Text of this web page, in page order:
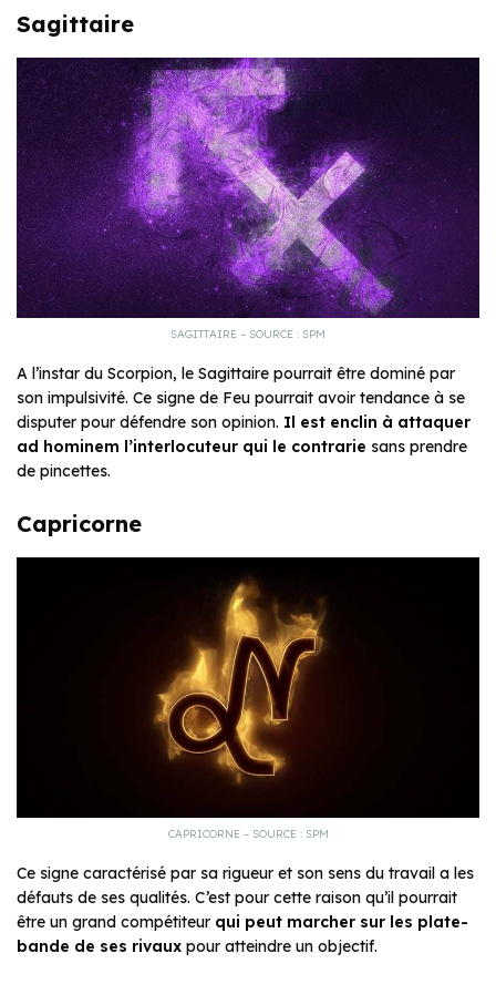
Sagittaire
SAGITTAIRE – SOURCE : SPM
A l’instar du Scorpion, le Sagittaire pourrait être dominé par
son impulsivité. Ce signe de Feu pourrait avoir tendance à se
disputer pour défendre son opinion. Il est enclin à attaquer
ad hominem l’interlocuteur qui le contrarie sans prendre
de pincettes.
Capricorne
CAPRICORNE – SOURCE : SPM
Ce signe caractérisé par sa rigueur et son sens du travail a les
défauts de ses qualités. C’est pour cette raison qu’il pourrait
être un grand compétiteur qui peut marcher sur les plate-
bande de ses rivaux pour atteindre un objectif.